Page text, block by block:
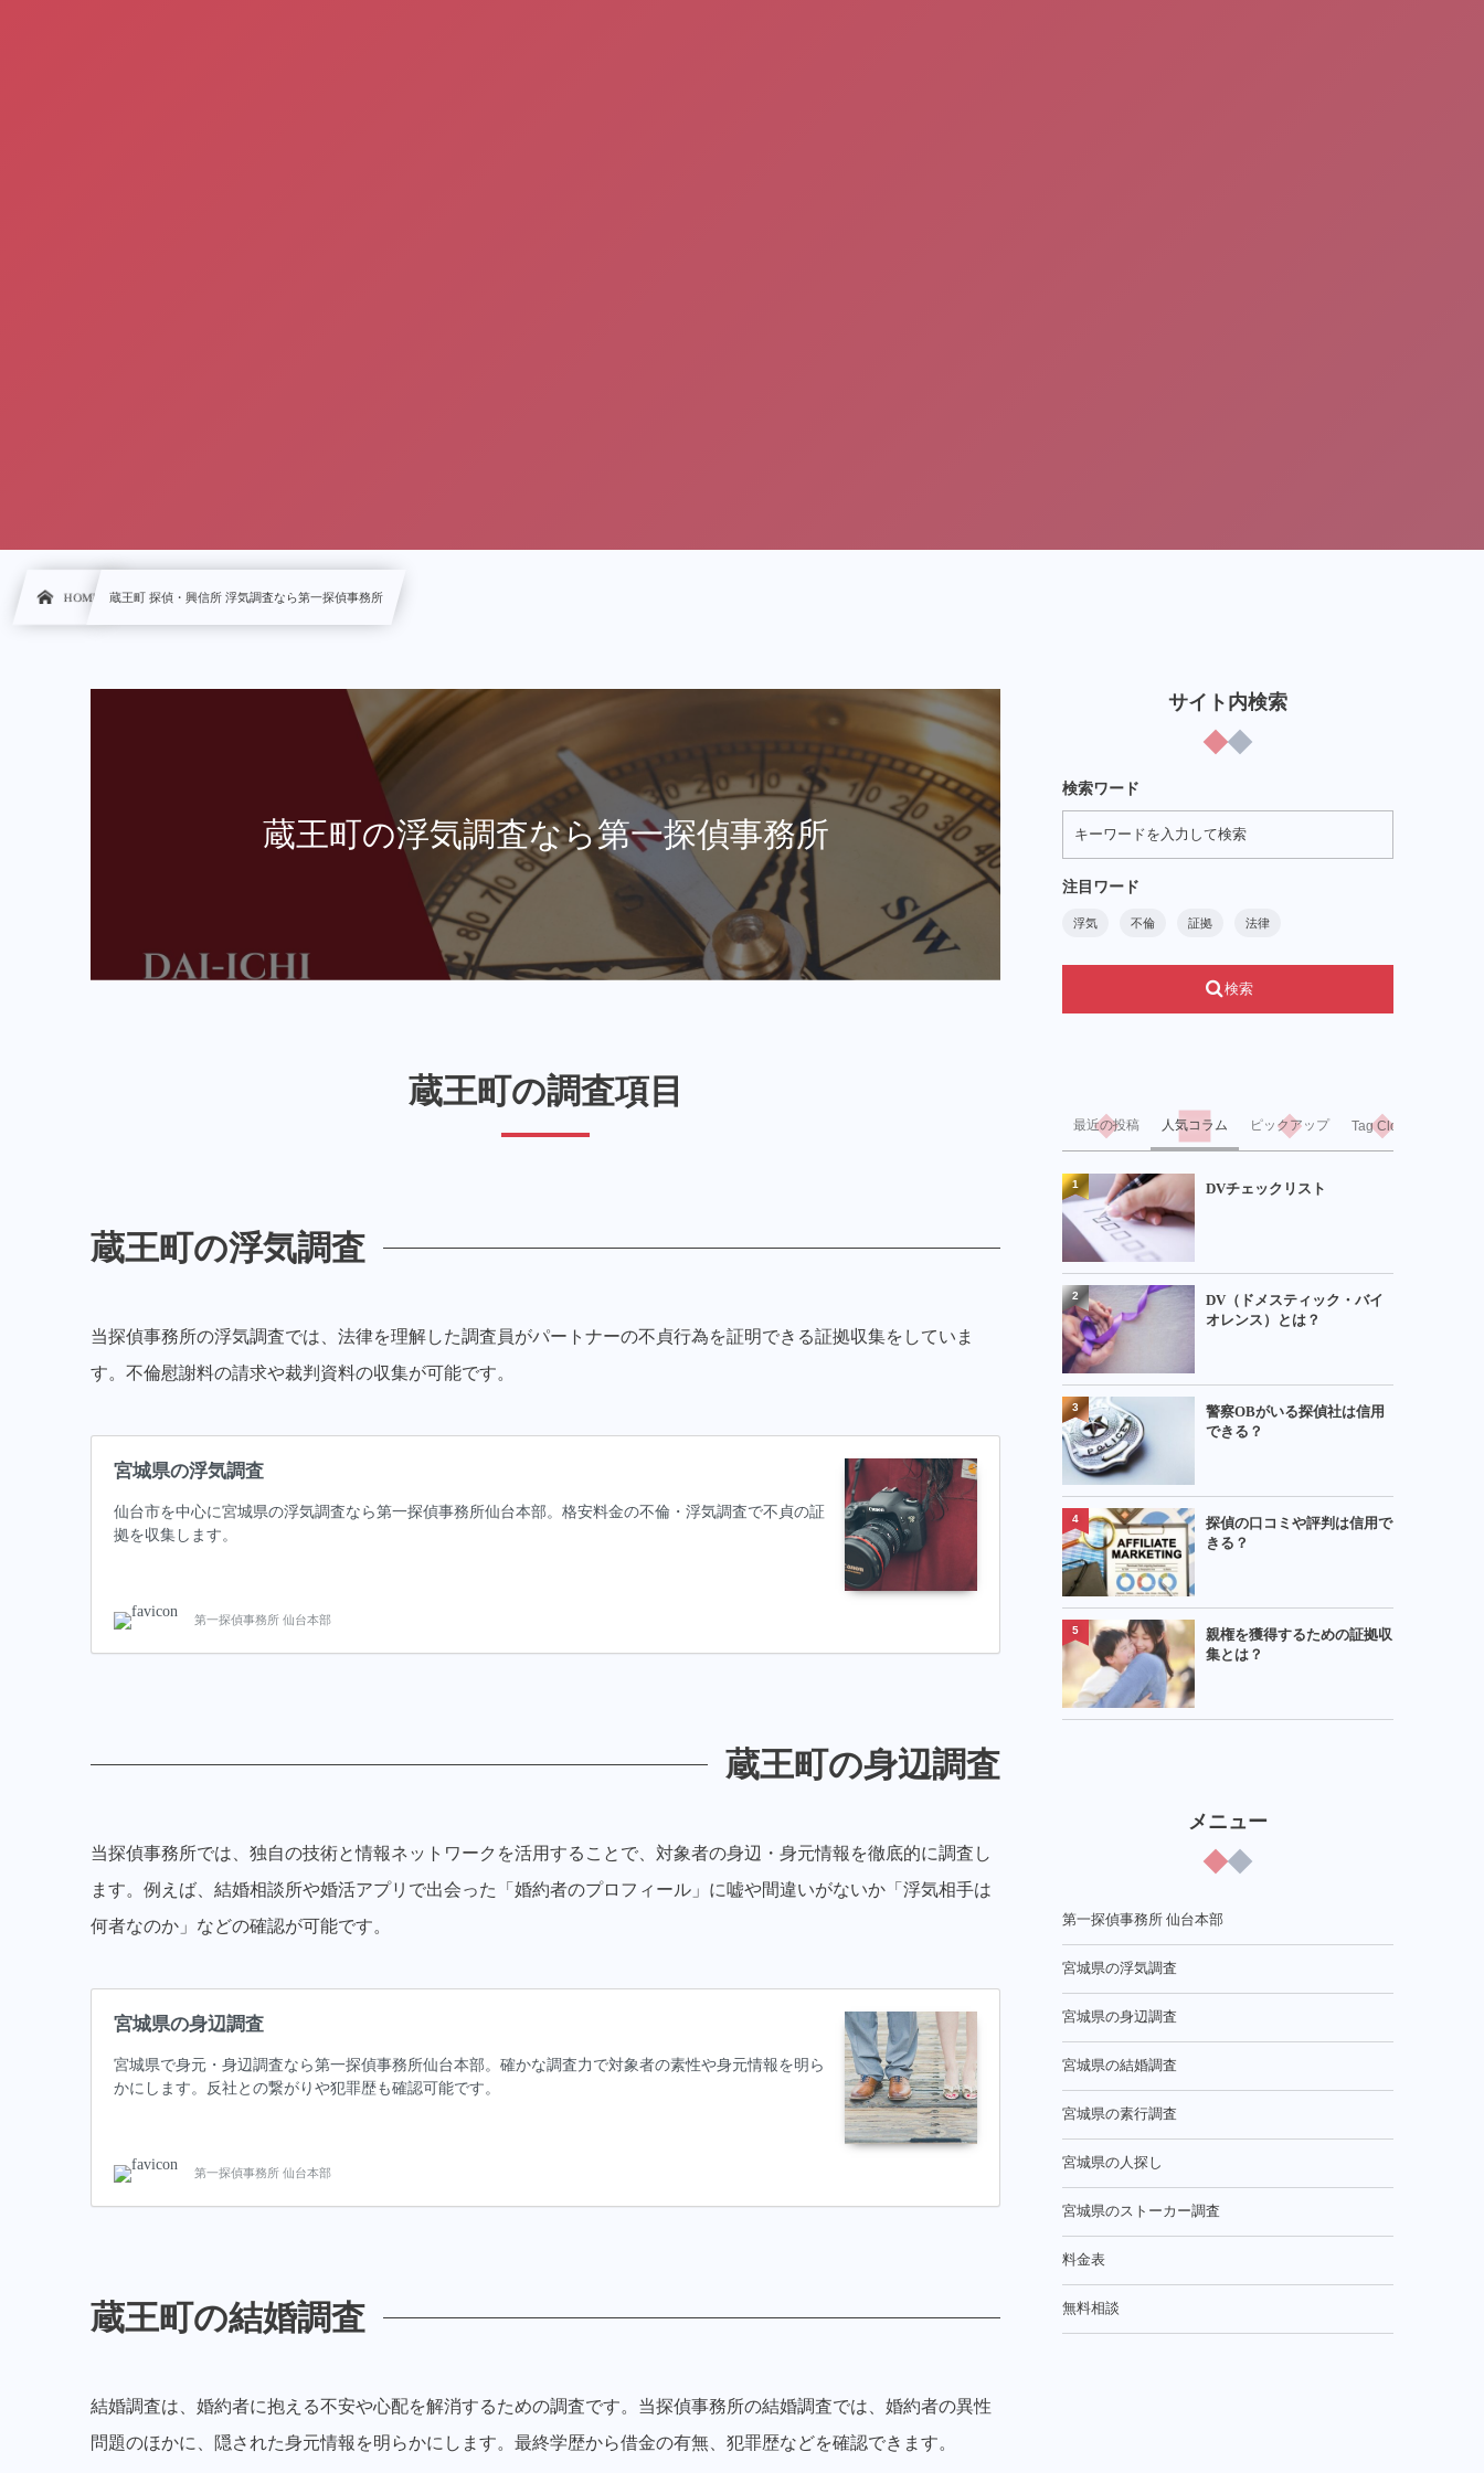
HOME 蔵王町 探偵・興信所 浮気調査なら第一探偵事務所
蔵王町の浮気調査なら第一探偵事務所
蔵王町の調査項目
蔵王町の浮気調査
当探偵事務所の浮気調査では、法律を理解した調査員がパートナーの不貞行為を証明できる証拠収集をしていま
す。不倫慰謝料の請求や裁判資料の収集が可能です。
宮城県の浮気調査
仙台市を中心に宮城県の浮気調査なら第一探偵事務所仙台本部。格安料金の不倫・浮気調査で不貞の証
拠を収集します。
第一探偵事務所 仙台本部
蔵王町の身辺調査
当探偵事務所では、独自の技術と情報ネットワークを活用することで、対象者の身辺・身元情報を徹底的に調査し
ます。例えば、結婚相談所や婚活アプリで出会った「婚約者のプロフィール」に嘘や間違いがないか「浮気相手は
何者なのか」などの確認が可能です。
宮城県の身辺調査
宮城県で身元・身辺調査なら第一探偵事務所仙台本部。確かな調査力で対象者の素性や身元情報を明ら
かにします。反社との繋がりや犯罪歴も確認可能です。
第一探偵事務所 仙台本部
蔵王町の結婚調査
結婚調査は、婚約者に抱える不安や心配を解消するための調査です。当探偵事務所の結婚調査では、婚約者の異性
問題のほかに、隠された身元情報を明らかにします。最終学歴から借金の有無、犯罪歴などを確認できます。
サイト内検索
検索ワード
注目ワード
浮気 不倫 証拠 法律
検索
最近の投稿 人気コラム ピックアップ Tag Cloud
DVチェックリスト
1
DV（ドメスティック・バイ
オレンス）とは？
2
警察OBがいる探偵社は信用
できる？
3
探偵の口コミや評判は信用で
きる？
4
親権を獲得するための証拠収
集とは？
5
メニュー
第一探偵事務所 仙台本部
宮城県の浮気調査
宮城県の身辺調査
宮城県の結婚調査
宮城県の素行調査
宮城県の人探し
宮城県のストーカー調査
料金表
無料相談